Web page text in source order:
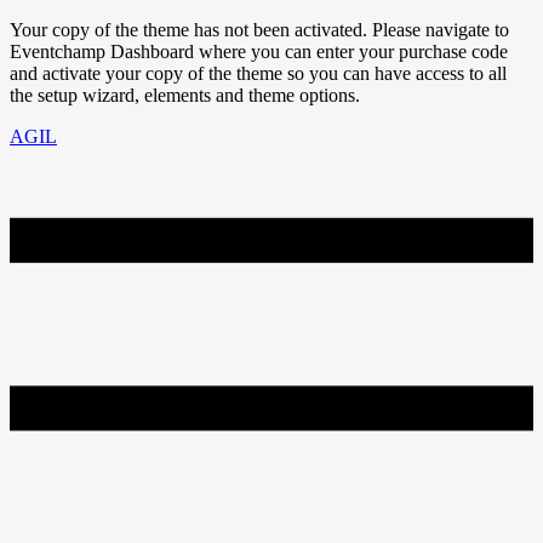
Your copy of the theme has not been activated. Please navigate to
Eventchamp Dashboard where you can enter your purchase code
and activate your copy of the theme so you can have access to all
the setup wizard, elements and theme options.
AGIL